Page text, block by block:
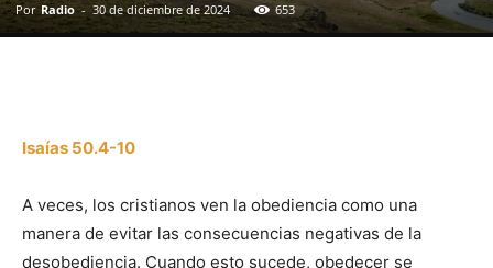
Por Radio - 30 de diciembre de 2024 653
Isaías 50.4-10
A veces, los cristianos ven la obediencia como una
manera de evitar las consecuencias negativas de la
desobediencia. Cuando esto sucede, obedecer se